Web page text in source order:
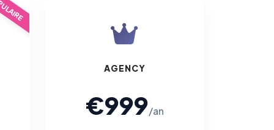
AGENCY
€999/an